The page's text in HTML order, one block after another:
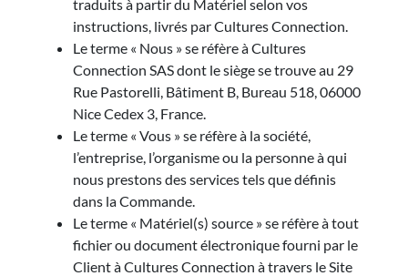
traduits à partir du Matériel selon vos
instructions, livrés par Cultures Connection.
Le terme « Nous » se réfère à Cultures
Connection SAS dont le siège se trouve au 29
Rue Pastorelli, Bâtiment B, Bureau 518, 06000
Nice Cedex 3, France.
Le terme « Vous » se réfère à la société,
l’entreprise, l’organisme ou la personne à qui
nous prestons des services tels que définis
dans la Commande.
Le terme « Matériel(s) source » se réfère à tout
fichier ou document électronique fourni par le
Client à Cultures Connection à travers le Site